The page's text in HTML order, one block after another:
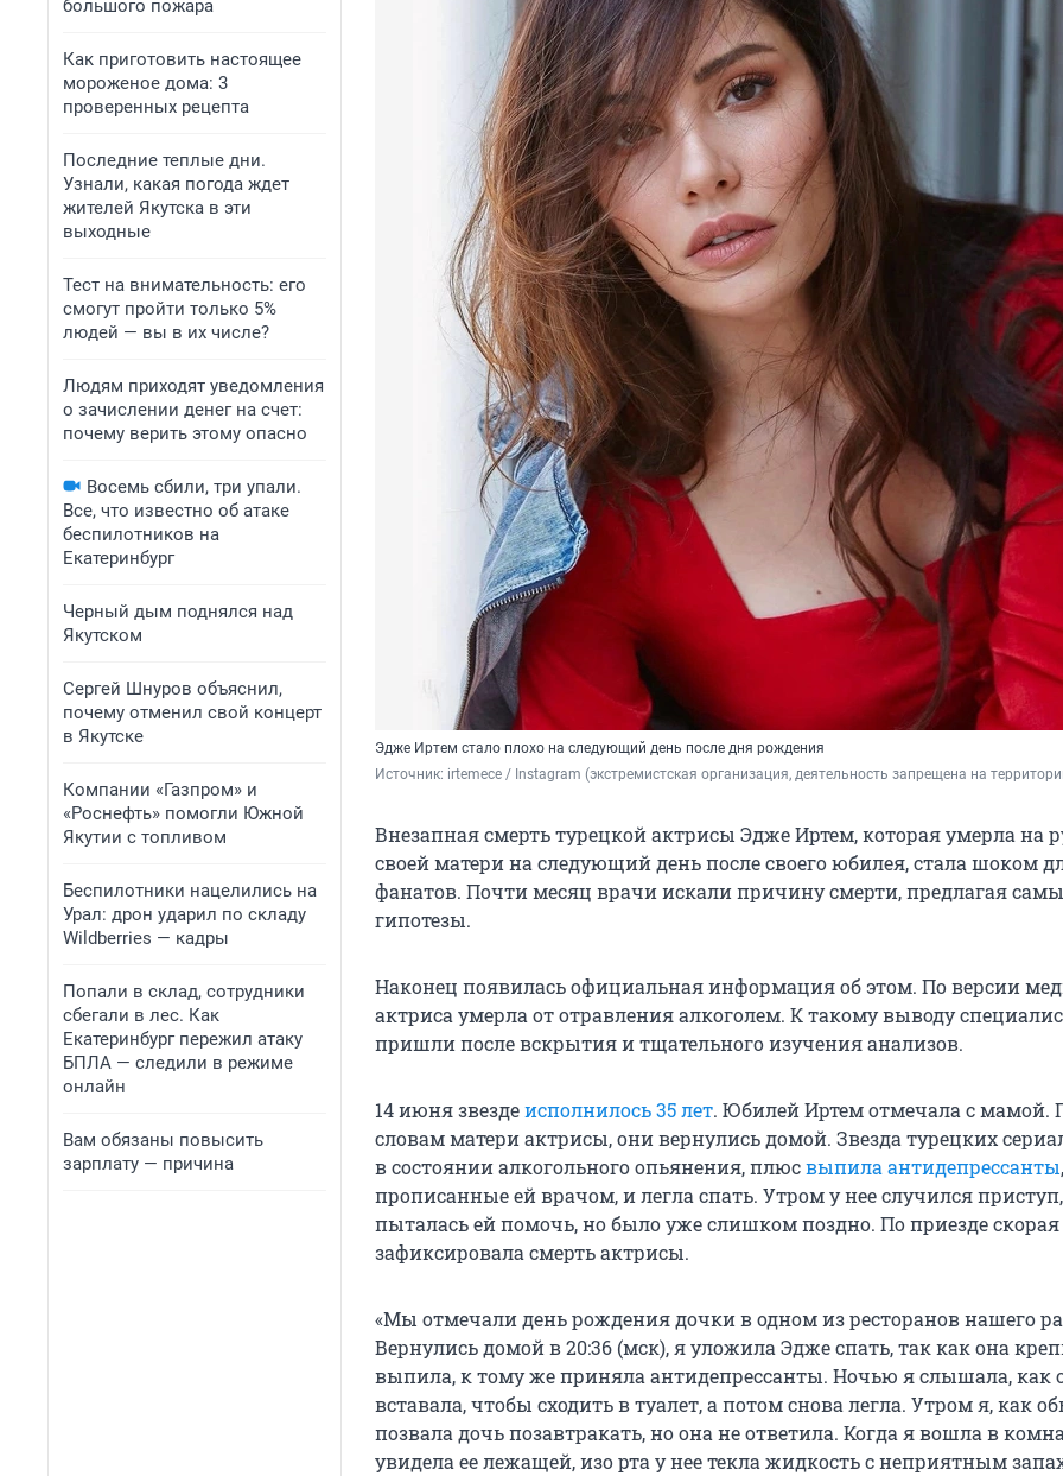
большого пожара
Как приготовить настоящее
мороженое дома: 3
проверенных рецепта
Последние теплые дни.
Узнали, какая погода ждет
жителей Якутска в эти
выходные
Тест на внимательность: его
смогут пройти только 5%
людей — вы в их числе?
Людям приходят уведомления
о зачислении денег на счет:
почему верить этому опасно
Восемь сбили, три упали.
Все, что известно об атаке
беспилотников на
Екатеринбург
Черный дым поднялся над
Якутском
Сергей Шнуров объяснил,
почему отменил свой концерт
в Якутске
Компании «Газпром» и
«Роснефть» помогли Южной
Якутии с топливом
Беспилотники нацелились на
Урал: дрон ударил по складу
Wildberries — кадры
Попали в склад, сотрудники
сбегали в лес. Как
Екатеринбург пережил атаку
БПЛА — следили в режиме
онлайн
Вам обязаны повысить
зарплату — причина
Эдже Иртем стало плохо на следующий день после дня рождения
Источник: irtemece / Instagram (экстремистская организация, деятельность запрещена на
Внезапная смерть турецкой актрисы Эдже Иртем, которая умерла на
своей матери на следующий день после своего юбилея, стала шоком
фанатов. Почти месяц врачи искали причину смерти, предлагая
гипотезы.
Наконец появилась официальная информация об этом. По версии
актриса умерла от отравления алкоголем. К такому выводу
пришли после вскрытия и тщательного изучения анализов.
14 июня звездеисполнилось 35 лет. Юбилей Иртем отмечала с мамой.
словам матери актрисы, они вернулись домой. Звезда турецких
в состоянии алкогольного опьянения, плюсвыпила антидепрессанты,
прописанные ей врачом, и легла спать. Утром у нее случился
пыталась ей помочь, но было уже слишком поздно. По приезде скорая
зафиксировала смерть актрисы.
«Мы отмечали день рождения дочки в одном из ресторанов нашего
Вернулись домой в 20:36 (мск), я уложила Эдже спать, так как она
выпила, к тому же приняла антидепрессанты. Ночью я слышала, как
вставала, чтобы сходить в туалет, а потом снова легла. Утром я, как
позвала дочь позавтракать, но она не ответила. Когда я вошла в
увидела ее лежащей, изо рта у нее текла жидкость с неприятным